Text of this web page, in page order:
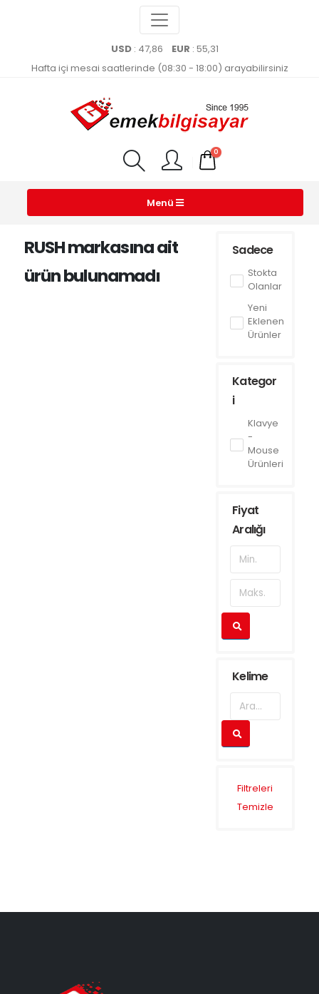
USD : 47,86 EUR : 55,31
Hafta içi mesai saatlerinde (08:30 - 18:00) arayabilirsiniz
0
Menü
Sadece
Stokta
Olanlar
Yeni
Eklenen
Ürünler
Kategor
i
Klavye
-
Mouse
Ürünleri
Fiyat
Aralığı
Kelime
Filtreleri
Temizle
RUSH markasına ait
ürün bulunamadı